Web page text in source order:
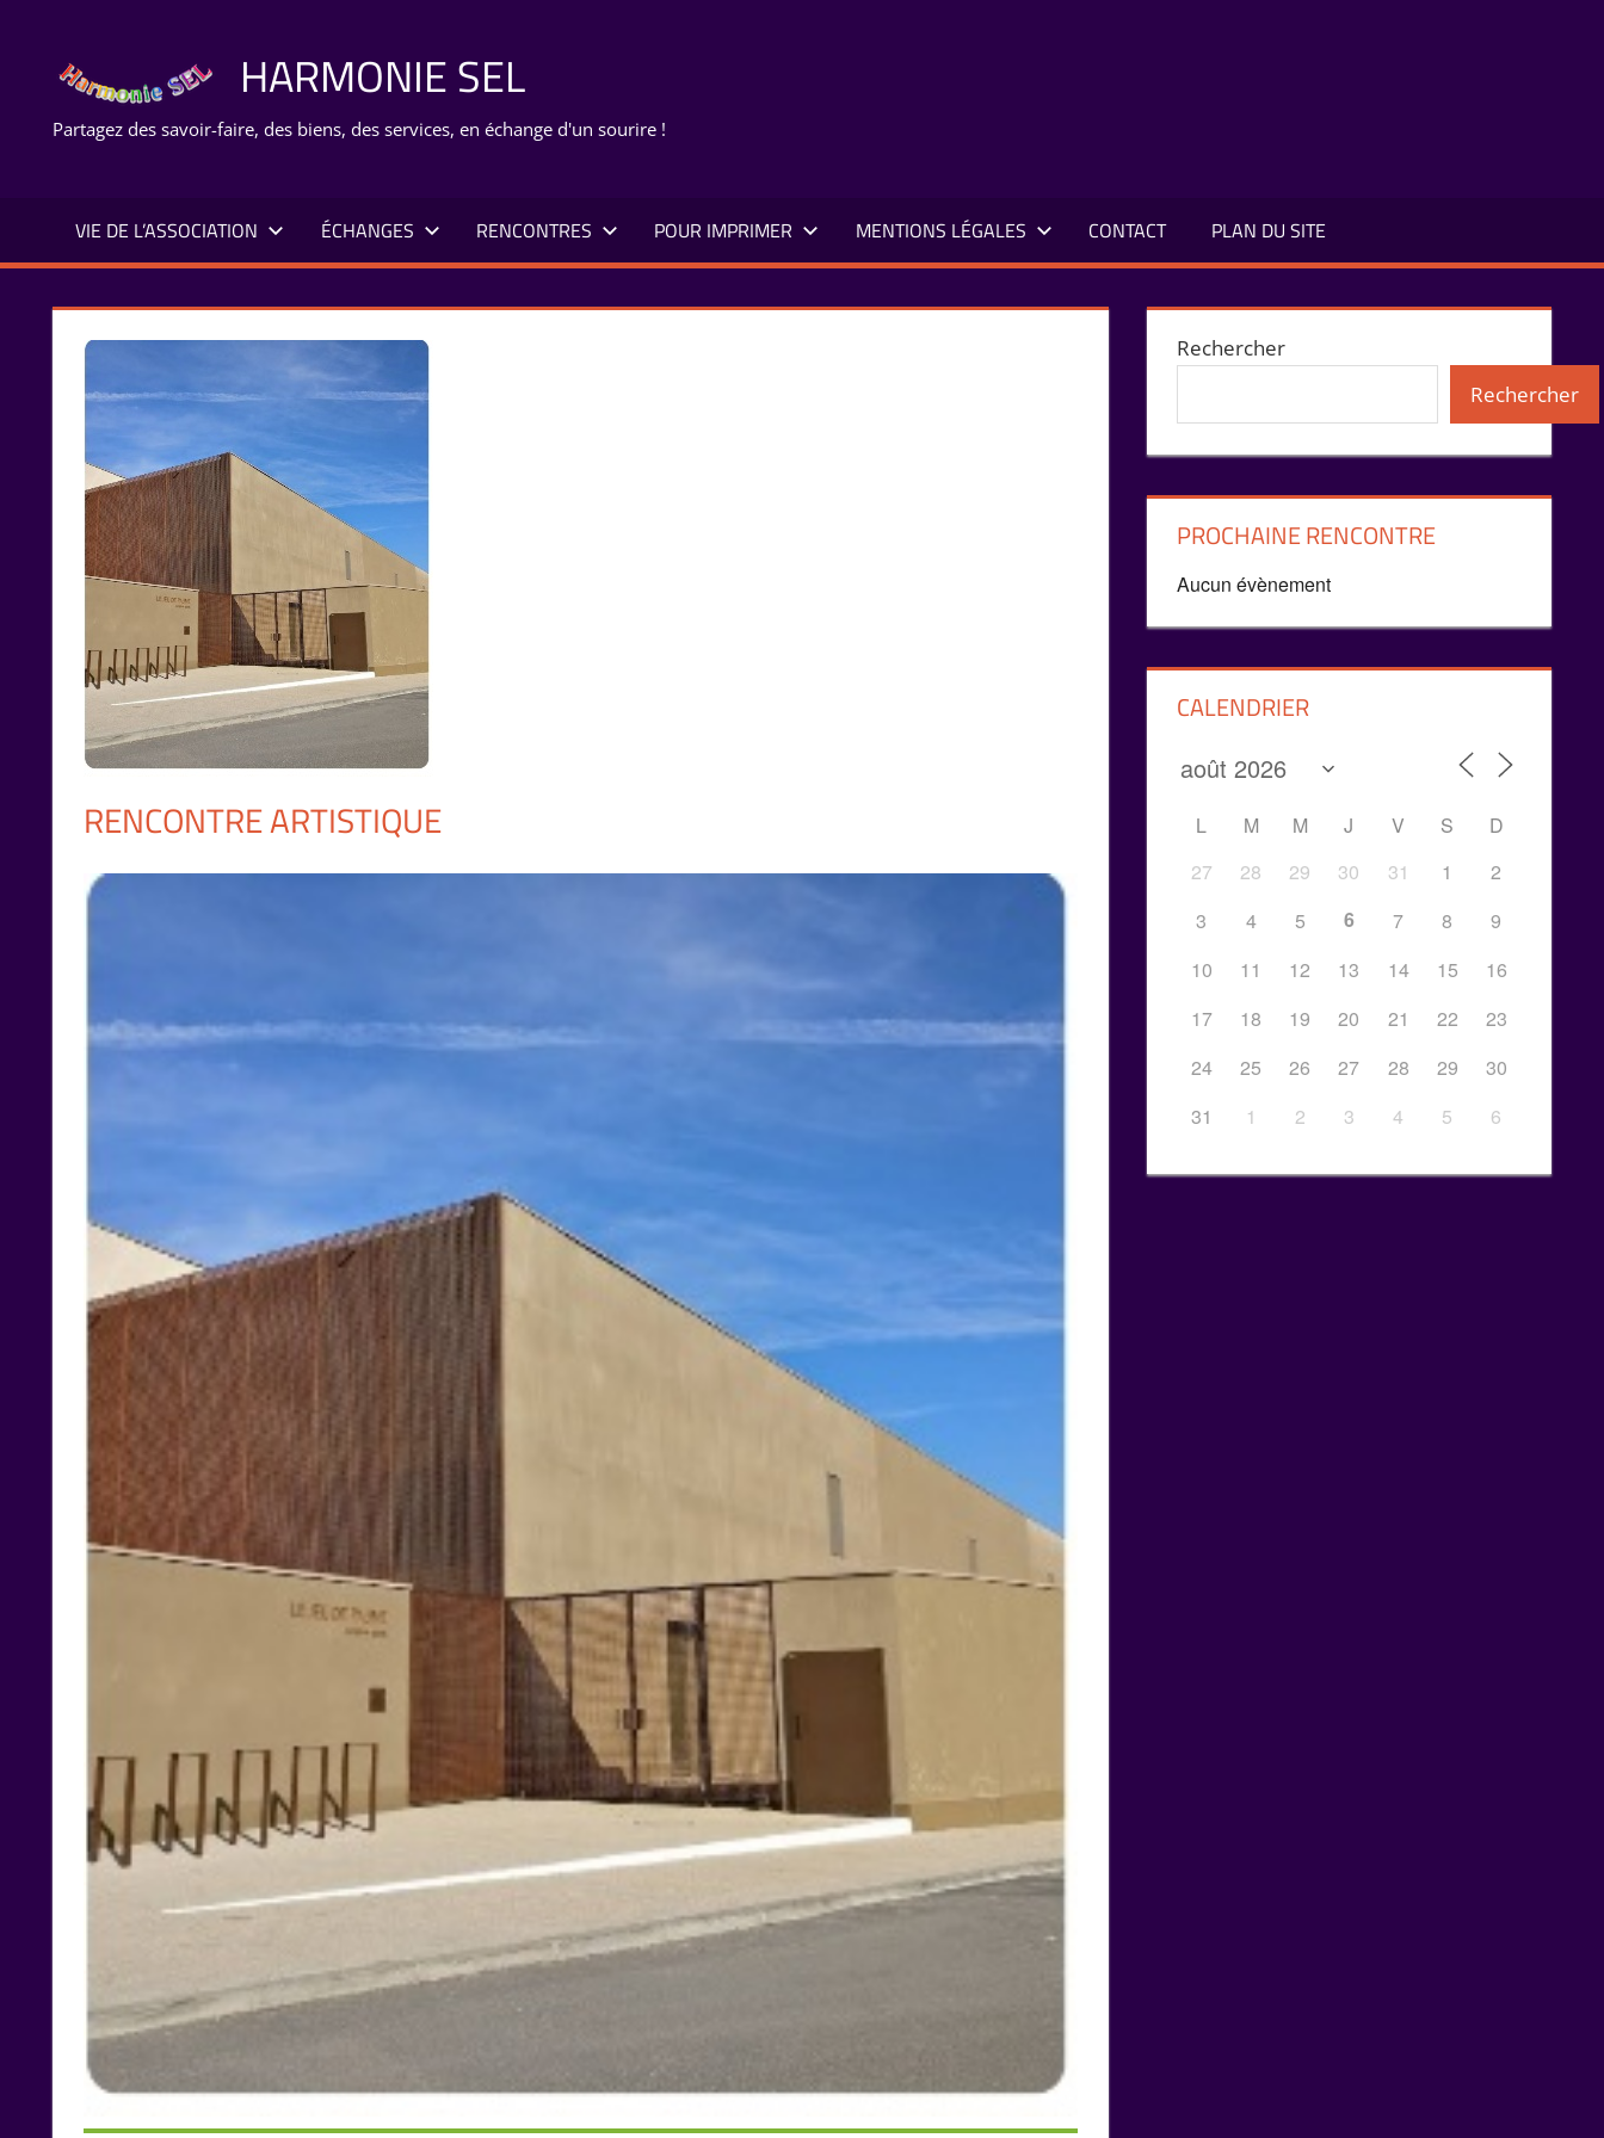
contenu
HARMONIE SEL
Partagez des savoir-faire, des biens, des services, en échange d'un sourire !
VIE DE L’ASSOCIATION ÉCHANGES RENCONTRES POUR IMPRIMER MENTIONS LÉGALES CONTACT PLAN DU SITE
RENCONTRE ARTISTIQUE
Rechercher
Rechercher
PROCHAINE RENCONTRE
Aucun évènement
CALENDRIER
L M M J V S
D
27
28 29 30 31 1
2
3
4 5 6 7 8
9
10
11 12 13 14 15
16
17
18 19 20 21 22
23
24
25 26 27 28 29
30
31
1 2 3 4 5 6